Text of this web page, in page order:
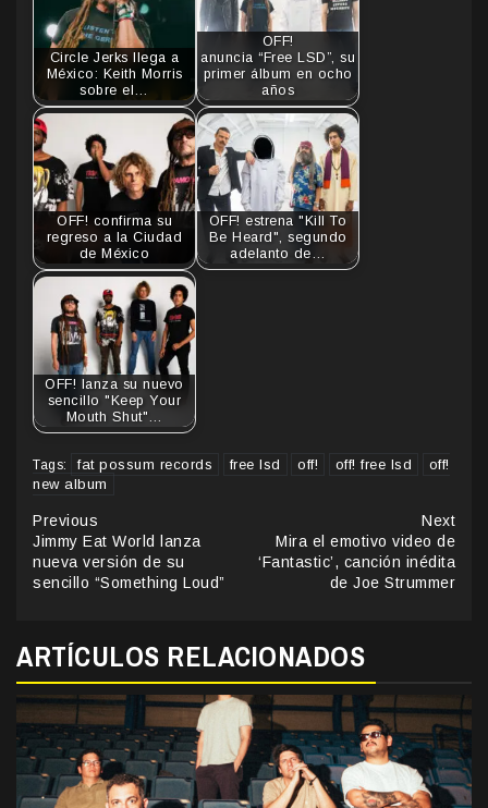
Circle Jerks llega a
México: Keith Morris
sobre el…
OFF!
anuncia “Free LSD”, su
primer álbum en ocho
años
OFF! confirma su
regreso a la Ciudad
de México
OFF! estrena "Kill To
Be Heard", segundo
adelanto de…
OFF! lanza su nuevo
sencillo "Keep Your
Mouth Shut"…
Tags: fat possum records free lsd off! off! free lsd
off!
new album
Continue
Reading
Previous
Jimmy Eat World lanza
nueva versión de su
sencillo “Something Loud”
Next
Mira el emotivo video de
‘Fantastic’, canción inédita
de Joe Strummer
ARTÍCULOS RELACIONADOS